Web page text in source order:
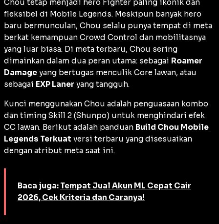
Chou tetap menjadi hero Fighter paling ikonik dan
fleksibel di Mobile Legends. Meskipun banyak hero
baru bermunculan, Chou selalu punya tempat di meta
berkat kemampuan Crowd Control dan mobilitasnya
yang luar biasa. Di meta terbaru, Chou sering
dimainkan dalam dua peran utama: sebagai Roamer
Damage yang bertugas menculik Core lawan, atau
sebagai EXP Laner yang tangguh.
Kunci menggunakan Chou adalah penguasaan kombo
dan timing Skill 2 (Shunpo) untuk menghindari efek
CC lawan. Berikut adalah panduan Build Chou Mobile
Legends Terkuat versi terbaru yang disesuaikan
dengan atribut meta saat ini.
Baca juga: Tempat Jual Akun ML Cepat Cair
2026, Cek Kriteria dan Caranya!